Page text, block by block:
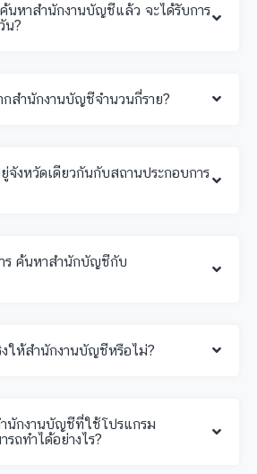
นหาสำนักงานบัญชีแล้ว จะได้รับการ
น?
กสำนักงานบัญชีจำนวนกี่ราย?
งหวัดเดียวกันกับสถานประกอบการ
ร ค้นหาสำนักบัญชีกับ
งให้สำนักงานบัญชีหรือไม่?
นักงานบัญชีที่ใช้โปรแกรม
ถทำได้อย่างไร?